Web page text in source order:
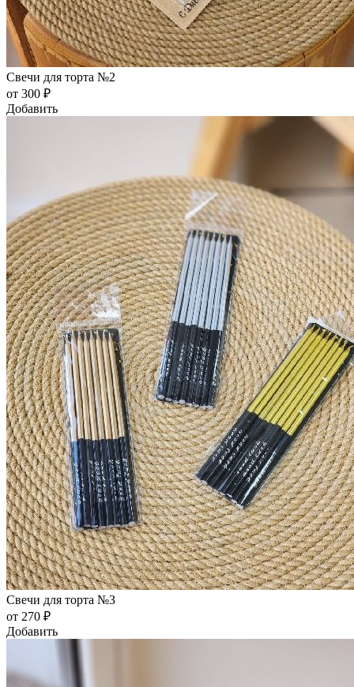
Свечи для торта №2
от 300 ₽
Добавить
Свечи для торта №3
от 270 ₽
Добавить